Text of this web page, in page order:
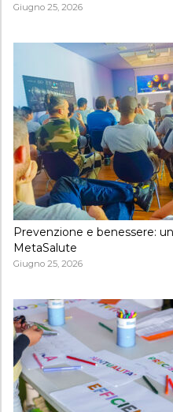
Giugno 25, 2026
Prevenzione e benessere:
MetaSalute
Giugno 25, 2026